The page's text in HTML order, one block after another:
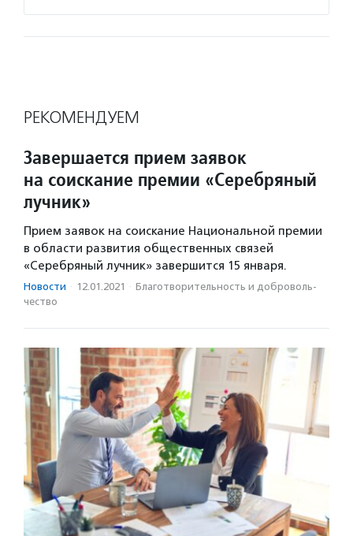
РЕКОМЕНДУЕМ
Завершается прием заявок
на соискание премии «Серебряный
лучник»
Прием заявок на соискание Национальной премии
в области развития общественных связей
«Серебряный лучник» завершится 15 января.
Новости · 12.01.2021 · Благотвори­тель­ность и доброволь­
чест­во